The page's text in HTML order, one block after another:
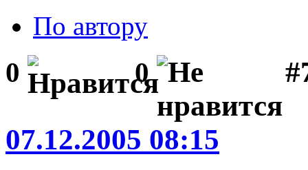
По автору
0 0
07.12.2005 08:15